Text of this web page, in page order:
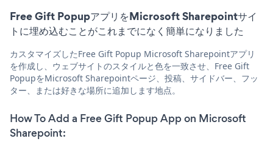
Free Gift PopupアプリをMicrosoft Sharepointサイ
トに埋め込むことがこれまでになく簡単になりました
カスタマイズしたFree Gift Popup Microsoft Sharepointアプリ
を作成し、ウェブサイトのスタイルと色を一致させ、Free Gift
PopupをMicrosoft Sharepointページ、投稿、サイドバー、フッ
ター、または好きな場所に追加します地点。
How To Add a Free Gift Popup App on Microsoft
Sharepoint: